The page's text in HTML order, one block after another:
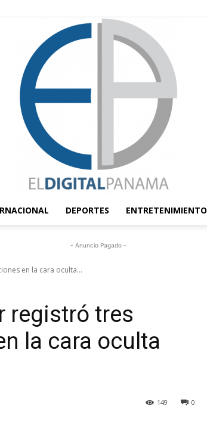
Digital
DEPORTES ENTRETENIMIENTO
- Anuncio Pagado -
en la cara oculta...
registró tres
la cara oculta
0
149